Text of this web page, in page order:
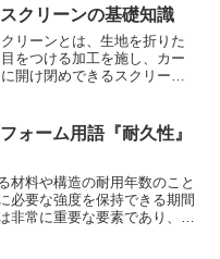
、耐震性や断熱性にも優れ
神社などの伝統的な建物か
す。瓦棒葺きには、さまざま
きは、粘土を原料とした粘土
れていますが、重量が重いた
とができます。また、さま
のデザインに合わせて瓦棒葺
クリーンの基礎知識
リーンとは、生地を折りた
をつける加工を施し、カー
開け閉めできるスクリーン
整したり、視線を遮ったり
きます。プリーツスクリー
目隠しや、仕切りとしての
く、日差しを遮って室内の
るためにも使用されます。
ォーム用語『耐久性』
材料や構造の耐用年数のこと
必要な強度を保持できる期間
非常に重要な要素であり、建